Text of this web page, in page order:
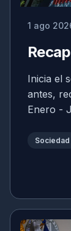
1 ago
Inicia el
antes,
Enero -
Sociedad